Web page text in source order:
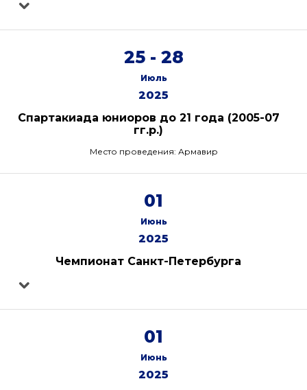
25 - 28
Июль
2025
Спартакиада юниоров до 21 года (2005-07
гг.р.)
Место проведения: Армавир
01
Июнь
2025
Чемпионат Санкт-Петербурга
01
Июнь
2025